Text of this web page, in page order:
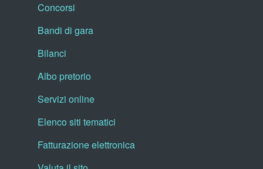
Concorsi
Bandi di gara
Bilanci
Albo pretorio
Servizi online
Elenco siti tematici
Fatturazione elettronica